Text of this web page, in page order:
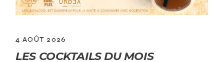
4 AOÛT 2026
LES COCKTAILS DU MOIS